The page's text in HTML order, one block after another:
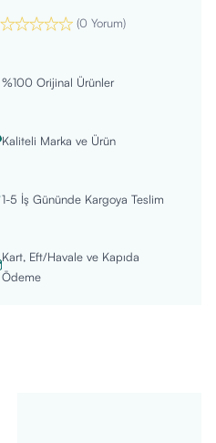
(0 Yorum)
%100 Orijinal Ürünler
Kaliteli Marka ve Ürün
1-5 İş Gününde Kargoya Teslim
Kart, Eft/Havale ve Kapıda
Ödeme